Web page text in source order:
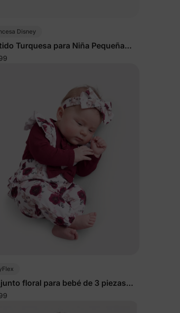
Disney
Turquesa para Niña Pequeña
Moana
floral para bebé de 3 piezas